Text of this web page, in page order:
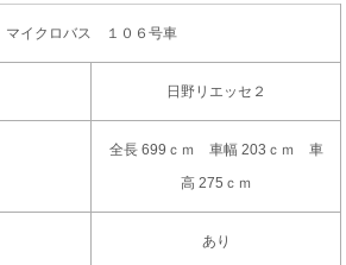
マイクロバス １０６号車
日野リエッセ２
全長 699ｃｍ 車幅 203ｃｍ 車
高 275ｃｍ
あり